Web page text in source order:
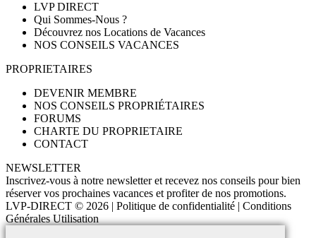
LVP DIRECT
Qui Sommes-Nous ?
Découvrez nos Locations de Vacances
NOS CONSEILS VACANCES
PROPRIETAIRES
DEVENIR MEMBRE
NOS CONSEILS PROPRIÉTAIRES
FORUMS
CHARTE DU PROPRIETAIRE
CONTACT
NEWSLETTER
Inscrivez-vous à notre newsletter et recevez nos conseils pour bien
réserver vos prochaines vacances et profiter de nos promotions.
LVP-DIRECT © 2026 | Politique de confidentialité
Conditions
Générales Utilisation